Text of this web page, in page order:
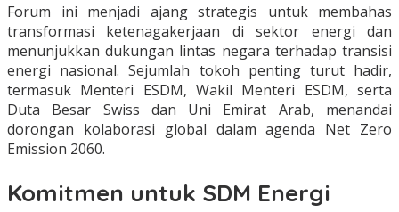
Forum ini menjadi ajang strategis untuk membahas
transformasi ketenagakerjaan di sektor energi dan
menunjukkan dukungan lintas negara terhadap transisi
energi nasional. Sejumlah tokoh penting turut hadir,
termasuk Menteri ESDM, Wakil Menteri ESDM, serta
Duta Besar Swiss dan Uni Emirat Arab, menandai
dorongan kolaborasi global dalam agenda Net Zero
Emission 2060.
Komitmen untuk SDM Energi